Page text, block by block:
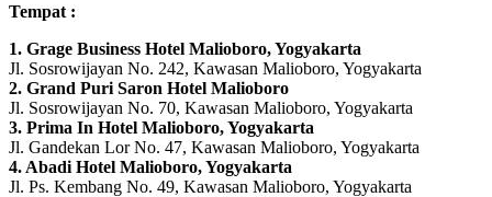
Tempat :
1. Grage Business Hotel Malioboro, Yogyakarta
Jl. Sosrowijayan No. 242, Kawasan Malioboro, Yogyakarta
2. Grand Puri Saron Hotel Malioboro
Jl. Sosrowijayan No. 70, Kawasan Malioboro, Yogyakarta
3. Prima In Hotel Malioboro, Yogyakarta
Jl. Gandekan Lor No. 47, Kawasan Malioboro, Yogyakarta
4. Abadi Hotel Malioboro, Yogyakarta
Jl. Ps. Kembang No. 49, Kawasan Malioboro, Yogyakarta